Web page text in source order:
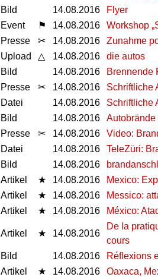
Bild 14.08.2016
Flyer
Event ⚑ 14.08.2016
Workshop
Presse ✂ 14.08.2016
Zunahme
Upload △ 14.08.2016
die autos
Bild 14.08.2016
Brennende
Presse ✂ 14.08.2016
Schriftliche
Datei 14.08.2016
Schriftliche
Bild 14.08.2016
Presse ✂ 14.08.2016
Video:
Datei 14.08.2016
TeleZüri:
Bild 14.08.2016
Artikel ★ 14.08.2016
Mexico:
Artikel ★ 14.08.2016
Messico:
Artikel ★ 14.08.2016 México:
Artikel ★ 14.08.2016
De la
cours
Bild 14.08.2016
Réflexions
Artikel ★ 14.08.2016
Oaxaca,